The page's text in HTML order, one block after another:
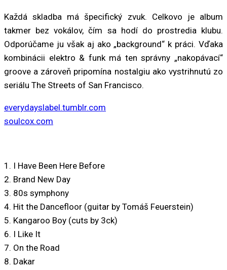
Každá skladba má špecifický zvuk. Celkovo je album
takmer bez vokálov, čím sa hodí do prostredia klubu.
Odporúčame ju však aj ako „background“ k práci. Vďaka
kombinácii elektro & funk má ten správny „nakopávací“
groove a zároveň pripomína nostalgiu ako vystrihnutú zo
seriálu The Streets of San Francisco.
everydayslabel.tumblr.com
soulcox.com
1. I Have Been Here Before
2. Brand New Day
3. 80s symphony
4. Hit the Dancefloor (guitar by Tomáš Feuerstein)
5. Kangaroo Boy (cuts by 3ck)
6. I Like It
7. On the Road
8. Dakar